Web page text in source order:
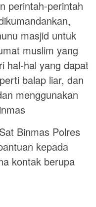
perintah-perintah
masjid untuk
muslim yang
hal-hal yang dapat
balap liar, dan
menggunakan
Binmas Polres
kepada
kontak berupa